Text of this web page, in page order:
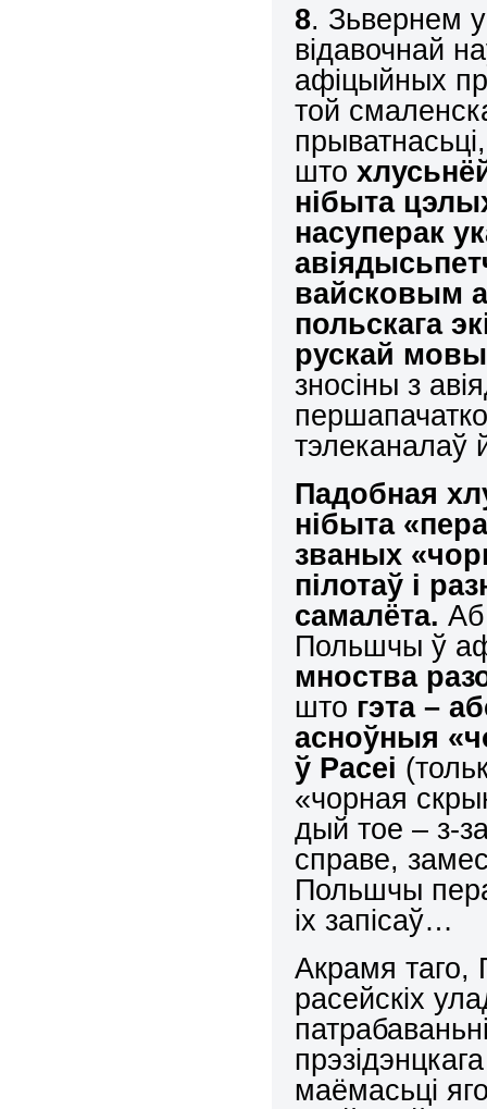
8. Зьвернем
відавочнай
афіцыйных
той
што
нібыта
насуперак
вайсковым
польскага
рускай мовы
зносіны з
Падобная
нібыта
званых
пілотаў і
самалёта.
Польшчы ў
мноства
што гэта –
асноўныя
ў Расеі
«чорная
дый тое – з-
справе,
Польшчы
іх запісаў…
Акрамя таго,
расейскіх
маёмасьці